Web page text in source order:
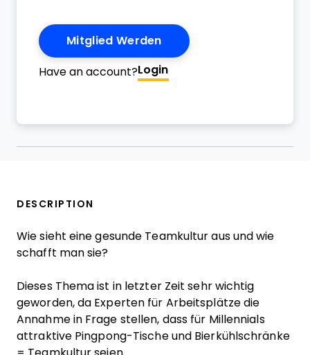
Mitglied Werden
Have an account?Login
DESCRIPTION
Wie sieht eine gesunde Teamkultur aus und wie
schafft man sie?
Dieses Thema ist in letzter Zeit sehr wichtig
geworden, da Experten für Arbeitsplätze die
Annahme in Frage stellen, dass für Millennials
attraktive Pingpong-Tische und Bierkühlschränke
= Teamkultur seien.